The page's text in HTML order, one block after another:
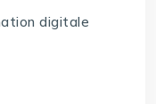
digitale